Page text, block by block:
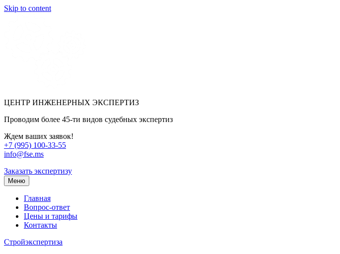
Skip to content
ЦЕНТР ИНЖЕНЕРНЫХ ЭКСПЕРТИЗ
Проводим более 45-ти видов судебных экспертиз
Ждем ваших заявок!
+7 (995) 100-33-55
info@fse.ms
Заказать экспертизу
Меню
Главная
Вопрос-ответ
Цены и тарифы
Контакты
Стройэкспертиза